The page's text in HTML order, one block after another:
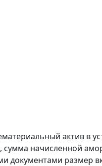
актив в
сумма начисленной
документами размер